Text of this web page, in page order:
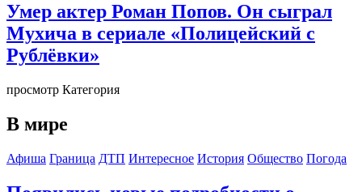
Умер актер Роман Попов. Он сыграл
Мухича в сериале «Полицейский с
Рублёвки»
просмотр Категория
В мире
Афиша Граница ДТП Интересное История Общество Погода